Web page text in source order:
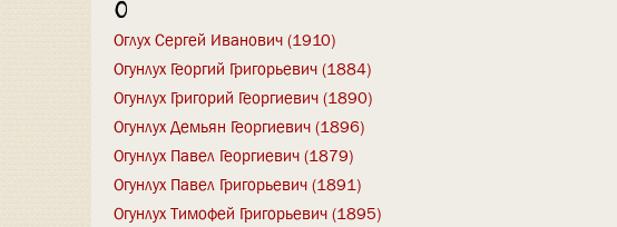
О
Оглух Сергей Иванович (1910)
Огунлух Георгий Григорьевич (1884)
Огунлух Григорий Георгиевич (1890)
Огунлух Демьян Георгиевич (1896)
Огунлух Павел Георгиевич (1879)
Огунлух Павел Григорьевич (1891)
Огунлух Тимофей Григорьевич (1895)